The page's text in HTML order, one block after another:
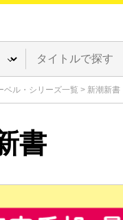
ベル・シリーズ一覧 > 新潮新書
書